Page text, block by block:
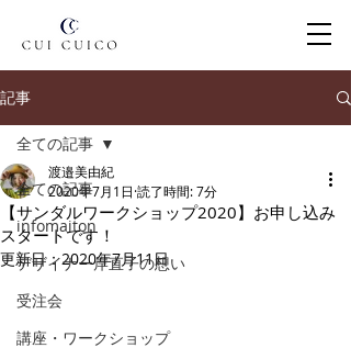
記事
全ての記事
infomaiton
デザイナー岸直子の想い
受注会
講座・ワークショップ
全ての記事
【サンダルワークショップ2020】お申し込み
スタートです！
渡邉美由紀
2020年7月1日 読了時間: 7分
更新日：2020年7月11日